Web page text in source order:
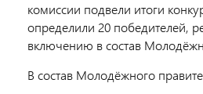
комиссии подвели итоги
определили 20 победителей,
включению в состав
В состав Молодёжного